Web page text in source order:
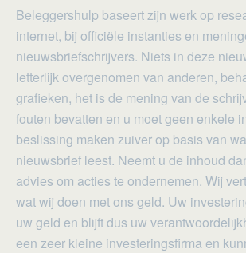
Beleggershulp baseert zijn werk op
internet, bij officiële instanties en
nieuwsbriefschrijvers. Niets in deze
letterlijk overgenomen van anderen,
grafieken, het is de mening van de
fouten bevatten en u moet geen enkele
beslissing maken zuiver op basis van
nieuwsbrief leest. Neemt u de inhoud
advies om acties te ondernemen. Wij
wat wij doen met ons geld. Uw
uw geld en blijft dus uw
een zeer kleine investeringsfirma en